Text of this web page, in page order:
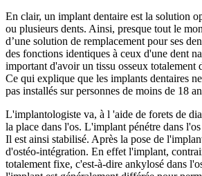
En clair, un implant dentaire est la solution
ou plusieurs dents. Ainsi, presque tout le
d’une solution de remplacement pour ses
des fonctions identiques à ceux d'une dent
important d'avoir un tissu osseux totalement
Ce qui explique que les implants dentaires
pas installés sur personnes de moins de 18
L'implantologiste va, à l 'aide de forets de
la place dans l'os. L'implant pénétre dans
Il est ainsi stabilisé. Après la pose de
d'ostéo-intégration. En effet l'implant,
totalement fixe, c'est-à-dire ankylosé dans